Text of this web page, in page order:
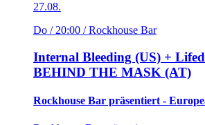
27.08.
Do / 20:00 / Rockhouse Bar
Internal Bleeding (US) +
BEHIND THE MASK (AT)
Rockhouse Bar präsentiert -